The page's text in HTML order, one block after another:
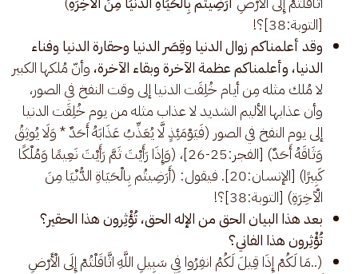
[التوبة:38]؟!
وقد أعلمناكم زوال الدنيا وقِصَر الدنيا وحقارة الدنيا وفناء
الدنيا، وأعلمناكم عظمة الآخرة وبقاء الآخرة،وأنّ مُلكها الكبير
لا مُلك مثله مِن أيام خُلِقَت الدنيا إلى وقت النفخ في الصور،
وأن عذابها الأليم الشديد لا عذاب مثله من يوم خُلِقَت الدنيا
إلى يوم النفخ في الصور (فَيَوْمَئِذٍ لَّا يُعَذِّبُ عَذَابَهُ أَحَدٌ * وَلَا يُوثِقُ
وَثَاقَهُ أَحَدٌ) [الفجر:25-26]، (وَإِذَا رَأَيْتَ ثَمَّ رَأَيْتَ نَعِيمًا وَمُلْكًا
كَبِيرًا) [الإنسان:20]. فيقول: (أَرَضِيتُم بِالْحَيَاةِ الدُّنْيَا مِنَ
الْآخِرَةِ) [التوبة:38]؟!
بعد هذا البيان الحق من الإله الحق، تُؤْثِرون هذا الحقير؟
تُؤْثِرون هذا الفاني؟
(..مَا لَكُمْ إِذَا قِيلَ لَكُمُ انفِرُوا فِي سَبِيلِ اللَّهِ اثَّاقَلْتُمْ إِلَى الْأَرْضِ